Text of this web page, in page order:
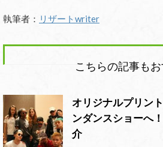
執筆者： リザートwriter
こちらの記事も
オリジナルプリン
ンダンスショーへ
介